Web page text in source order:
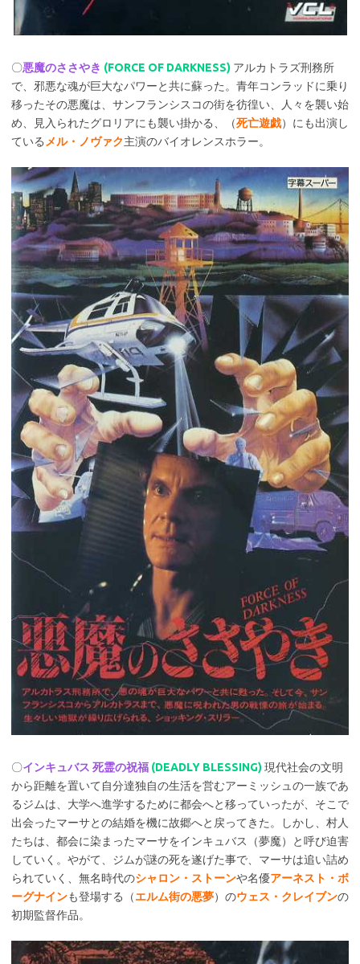
〇悪魔のささやき (FORCE OF DARKNESS) アルカトラズ刑務所
で、邪悪な魂が巨大なパワーと共に蘇った。青年コンラッドに乗り
移ったその悪魔は、サンフランシスコの街を彷徨い、人々を襲い始
め、見入られたグロリアにも襲い掛かる、（死亡遊戯）にも出演し
ているメル・ノヴァク主演のバイオレンスホラー。
〇インキュバス 死霊の祝福 (DEADLY BLESSING)現代社会の文明
から距離を置いて自分達独自の生活を営むアーミッシュの一族であ
るジムは、大学へ進学するために都会へと移っていったが、そこで
出会ったマーサとの結婚を機に故郷へと戻ってきた。しかし、村人
たちは、都会に染まったマーサをインキュバス（夢魔）と呼び迫害
していく。やがて、ジムが謎の死を遂げた事で、マーサは追い詰め
られていく、無名時代のシャロン・ストーンや名優アーネスト・ボ
ーグナインも登場する（エルム街の悪夢）のウェス・クレイブンの
初期監督作品。